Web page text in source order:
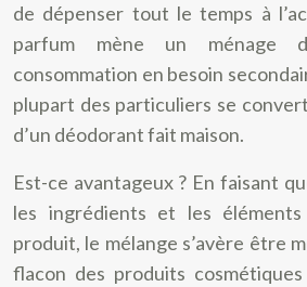
de dépenser tout le temps à
parfum mène un ménage
consommation en besoin
plupart des particuliers se
d’un déodorant fait maison.
Est-ce avantageux ? En faisant
les ingrédients et les
produit, le mélange s’avère être
flacon des produits